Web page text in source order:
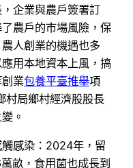
企業與農戶簽署訂
農戶的市場風險，保
人創業的機遇也多
用本地資本上風，搞
業包養平臺推舉項
村局鄉村經濟股股長
。
感染：2024年，留
畝，食用菌也成長到